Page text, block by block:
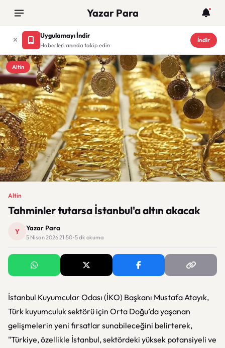
Yazar Para
Uygulamayı İndir
Haberleri anında takip edin
İndir
Altin
Altin
Tahminler tutarsa İstanbul'a altın akacak
Y Yazar Para
5 Nisan 2026 21:50 · 5 dk okuma
İstanbul Kuyumcular Odası (İKO) Başkanı Mustafa Atayık,
Türk kuyumculuk sektörü için Orta Doğu’da yaşanan
gelişmelerin yeni fırsatlar sunabileceğini belirterek,
"Türkiye, özellikle İstanbul, sektördeki yüksek potansiyeli ve